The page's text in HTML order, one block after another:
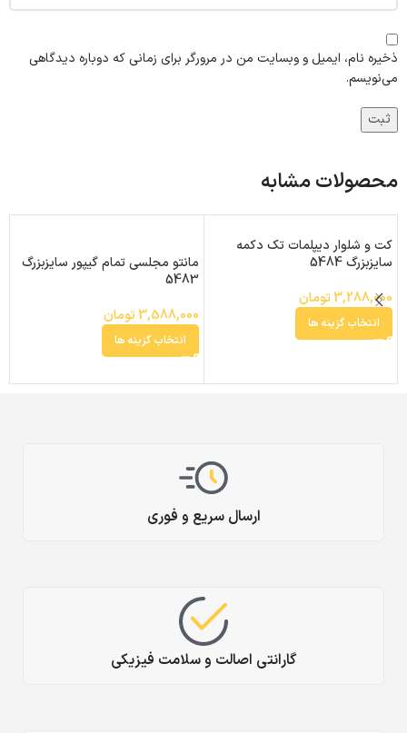
ذخیره نام، ایمیل و وبسایت من در مرورگر برای زمانی که دوباره دیدگاهی
می‌نویسم.
محصولات مشابه
کت و شلوار دیپلمات تک دکمه
سایزبزرگ 5484
3,288,000تومان
انتخاب گزینه ها
مانتو مجلسی تمام گیپور سایزبزرگ
5483
3,588,000تومان
انتخاب گزینه ها
ارسال سریع و فوری
گارانتی اصالت و سلامت فیزیکی